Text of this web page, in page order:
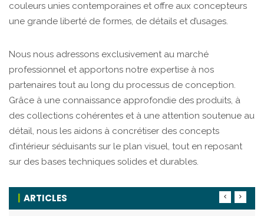
couleurs unies contemporaines et offre aux concepteurs
une grande liberté de formes, de détails et d’usages.
Nous nous adressons exclusivement au marché
professionnel et apportons notre expertise à nos
partenaires tout au long du processus de conception.
Grâce à une connaissance approfondie des produits, à
des collections cohérentes et à une attention soutenue au
détail, nous les aidons à concrétiser des concepts
d’intérieur séduisants sur le plan visuel, tout en reposant
sur des bases techniques solides et durables.
ARTICLES